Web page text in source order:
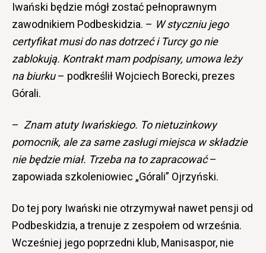
Iwański będzie mógł zostać pełnoprawnym
zawodnikiem Podbeskidzia. – W styczniu jego
certyfikat musi do nas dotrzeć i Turcy go nie
zablokują. Kontrakt mam podpisany, umowa leży
na biurku– podkreślił Wojciech Borecki, prezes
Górali.
– Znam atuty Iwańskiego. To nietuzinkowy
pomocnik, ale za same zasługi miejsca w składzie
nie będzie miał. Trzeba na to zapracować–
zapowiada szkoleniowiec „Górali” Ojrzyński.
Do tej pory Iwański nie otrzymywał nawet pensji od
Podbeskidzia, a trenuje z zespołem od września.
Wcześniej jego poprzedni klub, Manisaspor, nie